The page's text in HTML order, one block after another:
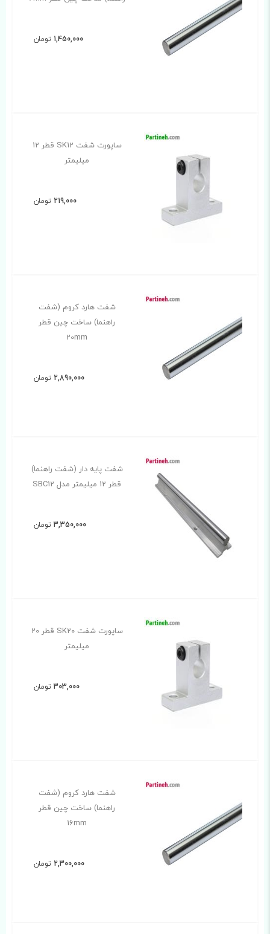
1,450,000 تومان
ساپورت شفت SK12 قطر 12
میلیمتر
219,000 تومان
شفت هارد کروم (شفت
راهنما) ساخت چین قطر
20mm
2,890,000 تومان
شفت پایه دار (شفت راهنما)
قطر 12 میلیمتر مدل SBC12
3,350,000 تومان
ساپورت شفت SK20 قطر 20
میلیمتر
303,000 تومان
شفت هارد کروم (شفت
راهنما) ساخت چین قطر
16mm
2,300,000 تومان